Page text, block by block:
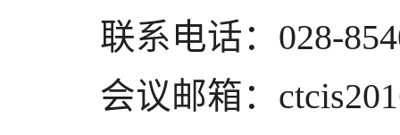
联系电话：028-
会议邮箱：